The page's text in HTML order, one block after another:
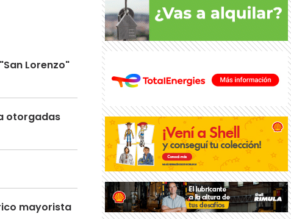
Lorenzo"
otorgadas
mayorista